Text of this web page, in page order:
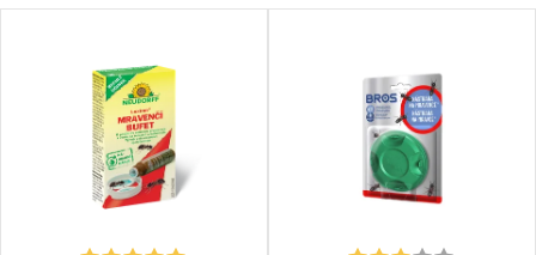
Nejdražší
Abecedně